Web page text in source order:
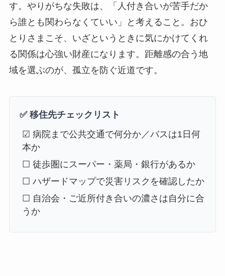
す。やりがちな失敗は、「人付き合いが苦手だか
ら誰とも関わらなくていい」と考えること。おひ
とりさまこそ、いざというときに気にかけてくれ
る関係は心強い財産になります。距離感の合う地
域を選ぶのが、孤立を防ぐ近道です。
✅ 移住先チェックリスト
☑ 病院まで公共交通で何分か／バスは1日何
本か
☐ 徒歩圏にスーパー・薬局・銀行があるか
☐ ハザードマップで災害リスクを確認したか
☐ 自治会・ご近所付き合いの濃さは自分に合
うか